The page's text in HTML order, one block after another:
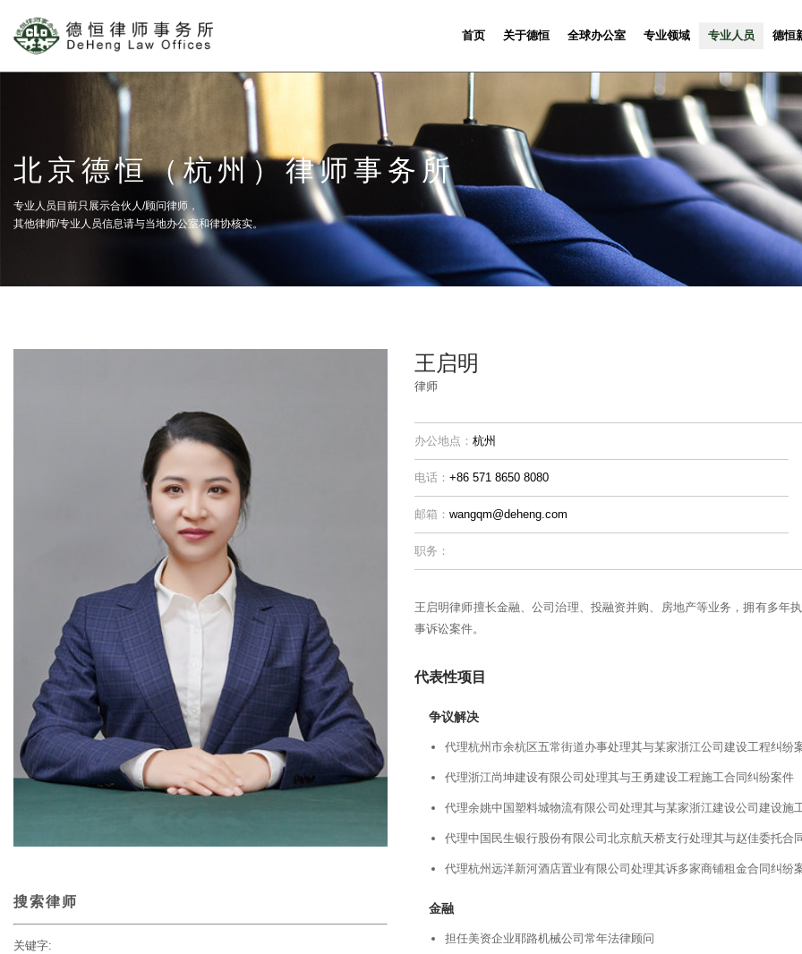
首页 关于德恒 全球办公室 专业领域 专业人员 德恒
北京德恒（杭州）律师事务所
专业人员目前只展示合伙人/顾问律师，
其他律师/专业人员信息请与当地办公室和律协核实。
搜索律师
关键字:
王启明
律师
办公地点： 杭州
电话： +86 571 8650 8080
邮箱： wangqm@deheng.com
职务：
王启明律师擅长金融、公司治理、投融资并购、房地产等业务，拥有多年
事诉讼案件。
代表性项目
争议解决
代理杭州市余杭区五常街道办事处理其与某家浙江公司建设工程纠纷
代理浙江尚坤建设有限公司处理其与王勇建设工程施工合同纠纷案件
代理余姚中国塑料城物流有限公司处理其与某家浙江建设公司建设施
代理中国民生银行股份有限公司北京航天桥支行处理其与赵佳委托合
代理杭州远洋新河酒店置业有限公司处理其诉多家商铺租金合同纠纷
金融
担任美资企业耶路机械公司常年法律顾问